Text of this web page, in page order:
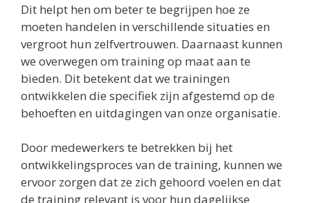
Dit helpt hen om beter te begrijpen hoe ze
moeten handelen in verschillende situaties en
vergroot hun zelfvertrouwen. Daarnaast kunnen
we overwegen om training op maat aan te
bieden. Dit betekent dat we trainingen
ontwikkelen die specifiek zijn afgestemd op de
behoeften en uitdagingen van onze organisatie.
Door medewerkers te betrekken bij het
ontwikkelingsproces van de training, kunnen we
ervoor zorgen dat ze zich gehoord voelen en dat
de training relevant is voor hun dagelijkse